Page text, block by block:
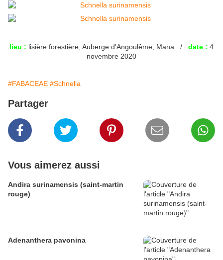
lieu : lisière forestière, Auberge d'Angoulême, Mana / date : 4
novembre 2020
#FABACEAE #Schnella
Partager
Vous aimerez aussi
Andira surinamensis (saint-martin
rouge)
Adenanthera pavonina